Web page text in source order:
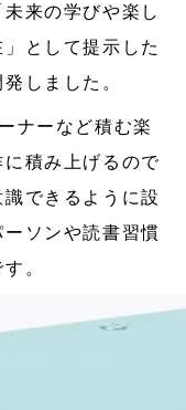
来の学びや楽し
として提示した
しました。
ナーなど積む楽
積み上げるので
できるように設
ソンや読書習慣
。